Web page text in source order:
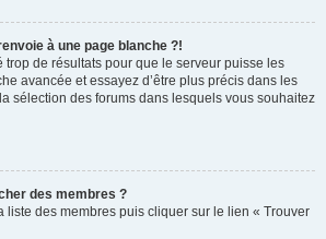
à une page blanche ?!
trop de résultats pour que le serveur puisse les
avancée et essayez d’être plus précis dans les
sélection des forums dans lesquels vous souhaitez
des membres ?
liste des membres puis cliquer sur le lien « Trouver